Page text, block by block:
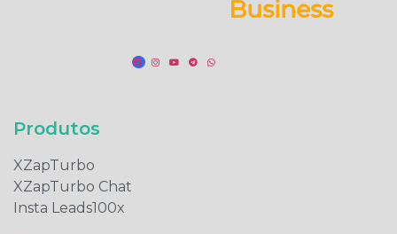
Produtos​
XZapTurbo
XZapTurbo Chat
Insta Leads100x